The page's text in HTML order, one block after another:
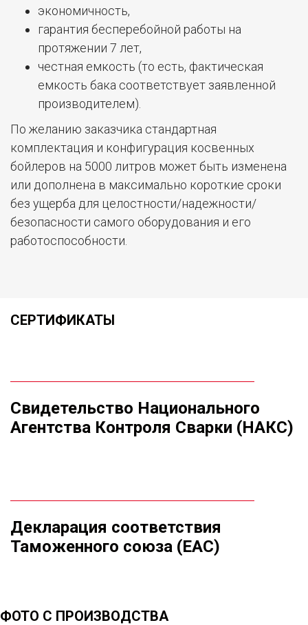
экономичность,
гарантия бесперебойной работы на
протяжении 7 лет,
честная емкость (то есть, фактическая
емкость бака соответствует заявленной
производителем).
По желанию заказчика стандартная
комплектация и конфигурация косвенных
бойлеров на 5000 литров может быть изменена
или дополнена в максимально короткие сроки
без ущерба для целостности/надежности/
безопасности самого оборудования и его
работоспособности.
СЕРТИФИКАТЫ
Свидетельство Национального
Агентства Контроля Сварки (НАКС)
Декларация соответствия
Таможенного союза (ЕАС)
ФОТО С ПРОИЗВОДСТВА